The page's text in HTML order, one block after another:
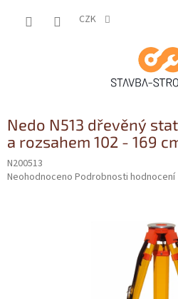
CZK
Nedo N513 dřevěný
a rozsahem 102 - 169
N200513
Průměrné
Neohodnoceno Podrobnosti hodnocení